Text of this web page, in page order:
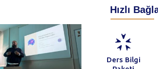
Hızlı
Ders Bilgi